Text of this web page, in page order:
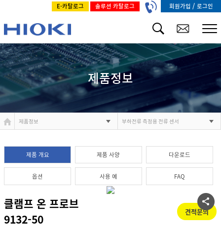
E-카탈로그 솔루션 카탈로그 회원가입 / 로그인
제품정보
제품정보 부하전류 측정용 전류 센서
클램프 온 프로브
9132-50
견적문의
제품 개요 제품 사양 다운로드
옵션 사용 예 FAQ